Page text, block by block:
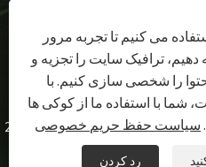
شهرستان شونپینگ، شهر
بائودینگ، استان هبی، چین
حق چاپ © 2024 Hongxu Machinery Equipment Co., Ltd. کلیه حقوق
می کنیم تا تجربه مرور
دهیم، ترافیک سایت را تجزیه و
را شخصی سازی کنیم. با
شما با استفاده ما از کوکی ها
سیاست حفظ حریم خصوصی
رد کردن